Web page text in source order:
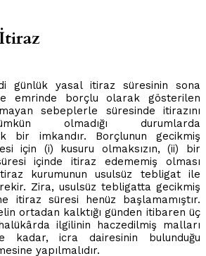
günlük yasal itiraz süresinin sona
emrinde borçlu olarak gösterilen
sebeplerle süresinde itirazını
olmadığı durumlarda
bir imkandır. Borçlunun gecikmiş
için (i) kusuru olmaksızın, (ii) bir
içinde itiraz edememiş olması
kurumunun usulsüz tebligat ile
Zira, usulsüz tebligatta gecikmiş
itiraz süresi henüz başlamamıştır.
ortadan kalktığı günden itibaren üç
ilgilinin haczedilmiş malları
kadar, icra dairesinin bulunduğu
yapılmalıdır.